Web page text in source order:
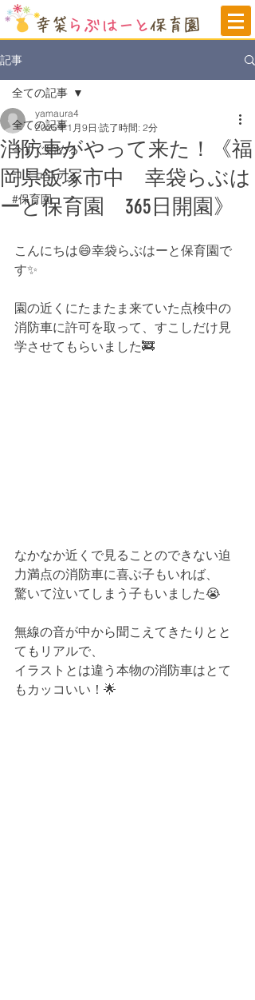
記事
全ての記事
今すぐ始める
コミュニティ
#保育園
全ての記事
消防車がやって来た！《福
岡県飯塚市中 幸袋らぶは
ーと保育園 365日開園》
yamaura4
2025年1月9日 読了時間: 2分
こんにちは😄幸袋らぶはーと保育園で
す✨
園の近くにたまたま来ていた点検中の
消防車に許可を取って、すこしだけ見
学させてもらいました🚒
なかなか近くで見ることのできない迫
力満点の消防車に喜ぶ子もいれば、
驚いて泣いてしまう子もいました😭
無線の音が中から聞こえてきたりとと
てもリアルで、
イラストとは違う本物の消防車はとて
もカッコいい！🌟